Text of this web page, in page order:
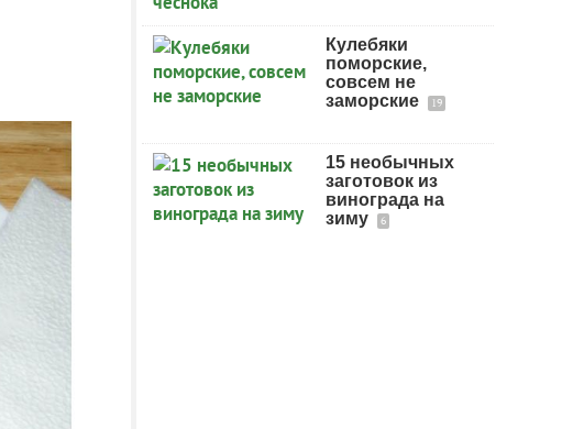
Кулебяки
поморские,
совсем не
заморские
19
15 необычных
заготовок из
винограда на
зиму
6